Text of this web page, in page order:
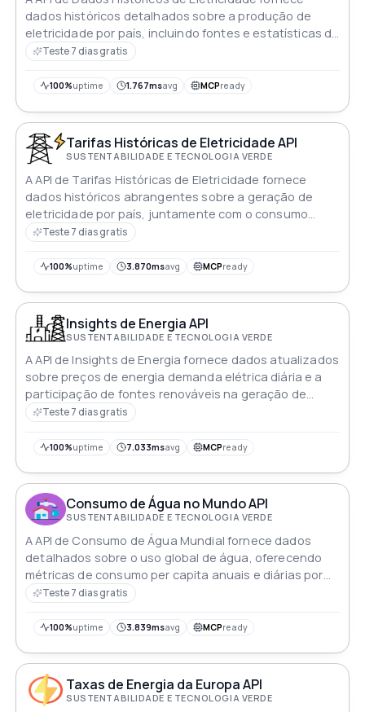
dados históricos detalhados sobre a produção de
eletricidade por país, incluindo fontes e estatísticas de
consumo
Teste 7 dias gratis
100%uptime 1.767msavg MCPready
Tarifas Históricas de Eletricidade API
SUSTENTABILIDADE E TECNOLOGIA VERDE
A API de Tarifas Históricas de Eletricidade fornece
dados históricos abrangentes sobre a geração de
eletricidade por país, juntamente com o consumo
detalhado
Teste 7 dias gratis
100%uptime 3.870msavg MCPready
Insights de Energia API
SUSTENTABILIDADE E TECNOLOGIA VERDE
A API de Insights de Energia fornece dados atualizados
sobre preços de energia demanda elétrica diária e a
participação de fontes renováveis na geração de
eletricidade ideal para análise de tendências
Teste 7 dias gratis
100%uptime 7.033msavg MCPready
Consumo de Água no Mundo API
SUSTENTABILIDADE E TECNOLOGIA VERDE
A API de Consumo de Água Mundial fornece dados
detalhados sobre o uso global de água, oferecendo
métricas de consumo per capita anuais e diárias por
paísTeste 7 dias gratis
100%uptime 3.839msavg MCPready
Taxas de Energia da Europa API
SUSTENTABILIDADE E TECNOLOGIA VERDE